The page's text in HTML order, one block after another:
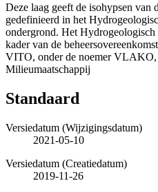
Deze laag geeft de isohypsen van
gedefinieerd in het
ondergrond. Het
kader van de
VITO, onder de noemer VLAKO,
Milieumaatschappij
Standaard
Versiedatum (Wijzigingsdatum)
2021-05-10
Versiedatum (Creatiedatum)
2019-11-26